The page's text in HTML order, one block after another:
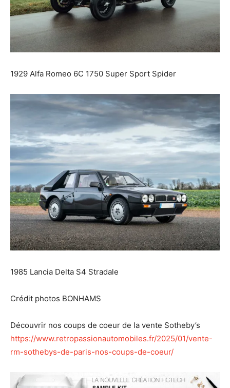
1929 Alfa Romeo 6C 1750 Super Sport Spider
1985 Lancia Delta S4 Stradale
Crédit photos BONHAMS
Découvrir nos coups de coeur de la vente Sotheby’s
https://www.retropassionautomobiles.fr/2025/01/vente-
rm-sothebys-de-paris-nos-coups-de-coeur/